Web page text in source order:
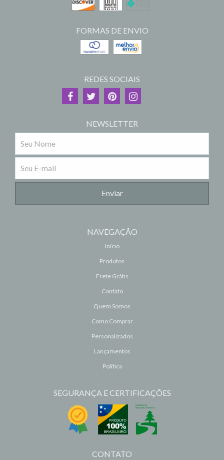
FORMAS DE ENVIO
REDES SOCIAIS
NEWSLETTER
NAVEGAÇÃO
Início
Produtos
Frete Grátis
Contato
Quem Somos
Como Comprar
Personalizados
Lançamentos
Política
SEGURANÇA E CERTIFICAÇÕES
CONTATO